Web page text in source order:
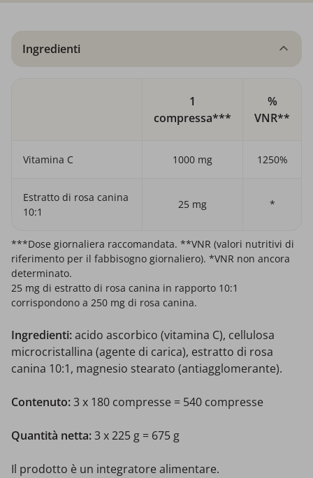
Ingredienti
1
compressa***
%
VNR**
Vitamina C 1000 mg 1250%
Estratto di rosa canina
10:1
25 mg *
***Dose giornaliera raccomandata. **VNR (valori nutritivi di
riferimento per il fabbisogno giornaliero). *VNR non ancora
determinato.
25 mg di estratto di rosa canina in rapporto 10:1
corrispondono a 250 mg di rosa canina.
Ingredienti:acido ascorbico (vitamina C), cellulosa
microcristallina (agente di carica), estratto di rosa
canina 10:1, magnesio stearato (antiagglomerante).
Contenuto:3 x 180 compresse = 540 compresse
Quantità netta:3 x 225 g = 675 g
Il prodotto è un integratore alimentare.